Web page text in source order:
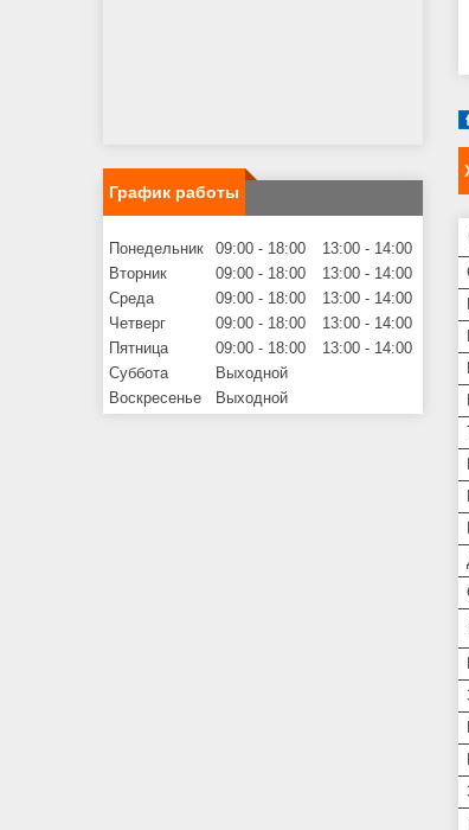
График работы
Понедельник 09:00 18:00 13:00
14:00
Вторник
09:00 18:00 13:00
14:00
Среда
09:00 18:00 13:00
14:00
Четверг
09:00 18:00 13:00
14:00
Пятница
09:00 18:00 13:00
14:00
Суббота
Выходной
Воскресенье
Выходной